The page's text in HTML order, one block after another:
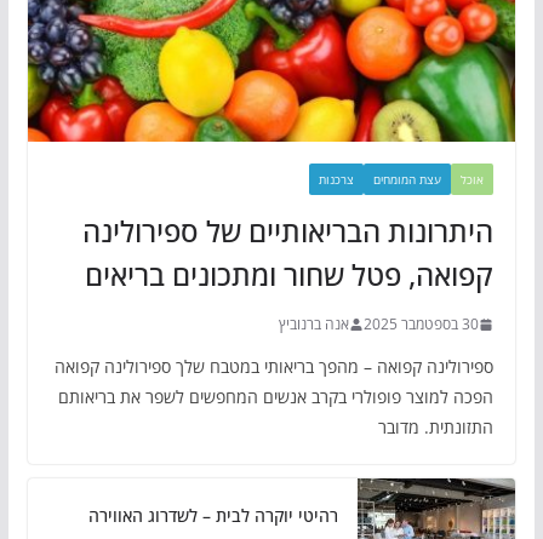
אוכל עצת המומחים צרכנות
היתרונות הבריאותיים של ספירולינה
קפואה, פטל שחור ומתכונים בריאים
30 בספטמבר 2025 אנה ברנוביץ
ספירולינה קפואה – מהפך בריאותי במטבח שלך ספירולינה קפואה
הפכה למוצר פופולרי בקרב אנשים המחפשים לשפר את בריאותם
התזונתית. מדובר
רהיטי יוקרה לבית – לשדרוג האווירה